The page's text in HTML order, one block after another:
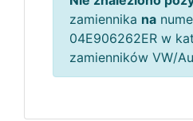
zamiennika na
04E906262ER w
zamienników VW/